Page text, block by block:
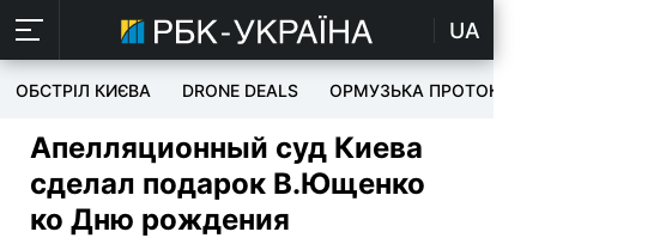
UA
ОБСТРІЛ КИЄВА DRONE DEALS ОРМУЗЬКА ПРОТОКА
Апелляционный суд Киева
сделал подарок В.Ющенко
ко Дню рождения